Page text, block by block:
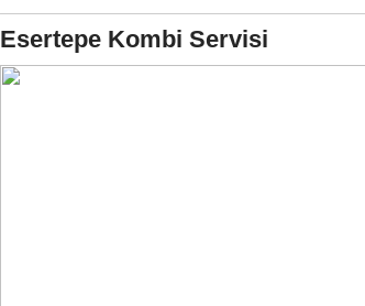
Esertepe Kombi Servisi